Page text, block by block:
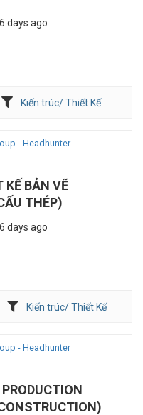
days ago
Kiến trúc/ Thiết Kế
- Headhunter
KẾ BẢN VẼ
THÉP)
days ago
Kiến trúc/ Thiết Kế
- Headhunter